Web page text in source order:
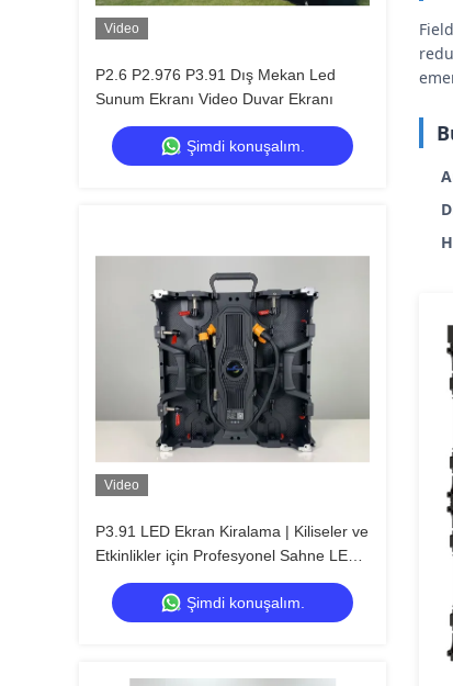
Video
P2.6 P2.976 P3.91 Dış Mekan Led
Sunum Ekranı Video Duvar Ekranı
Şimdi konuşalım.
Video
P3.91 LED Ekran Kiralama | Kiliseler ve
Etkinlikler için Profesyonel Sahne LED
Ekranı
Şimdi konuşalım.